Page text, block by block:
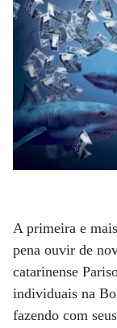
A primeira e
pena ouvir de
catarinense
individuais na
fazendo com